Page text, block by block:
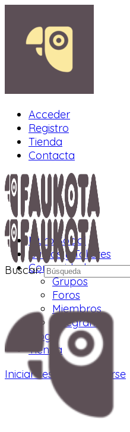
Acceder
Registro
Tienda
Contacta
Muro Social
Cursos y Talleres
Comunidad
Grupos
Foros
Miembros
Telegram
Blog
Tienda
Iniciar sesión
Registrarse
Buscar: